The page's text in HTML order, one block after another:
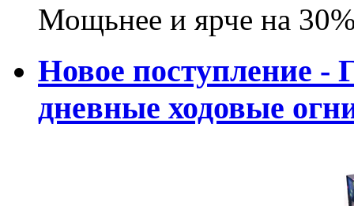
Мощьнее и ярче на
Новое поступление -
дневные ходовые